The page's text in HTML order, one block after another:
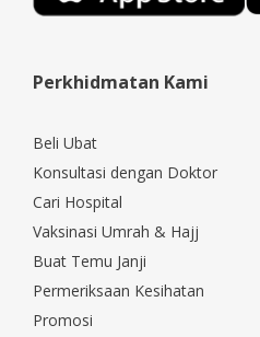
Perkhidmatan Kami
Beli Ubat
Konsultasi dengan Doktor
Cari Hospital
Vaksinasi Umrah & Hajj
Buat Temu Janji
Permeriksaan Kesihatan
Promosi